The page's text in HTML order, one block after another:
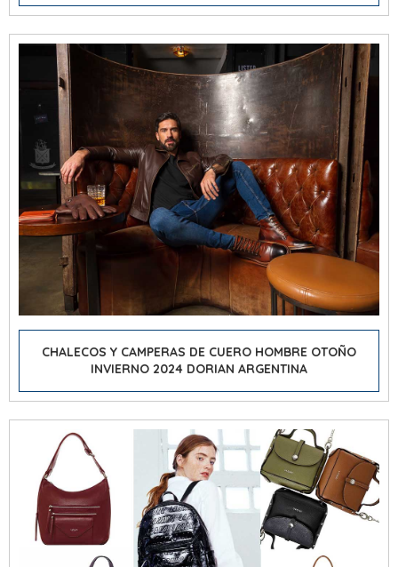
CHALECOS Y CAMPERAS DE CUERO HOMBRE OTOÑO
INVIERNO 2024 DORIAN ARGENTINA